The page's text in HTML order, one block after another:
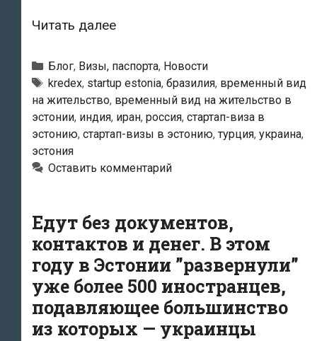
Читать далееСтартап-
в
Эстонии
за
первое
полугодие
получили
Рубрики
Блог, Визы, паспорта, Новости
Метки
kredex, startup estonia, бразилия, временный вид
на жительство, временный вид на жительство в
эстонии, индия, иран, россия, стартап-виза в
эстонию, стартап-визы в эстонию,турция, украина,
эстония
Оставить комментарий
Едут без документов,
контактов и денег. В этом
году в Эстонии ”развернули”
уже более 500 иностранцев,
подавляющее большинство
из которых — украинцы